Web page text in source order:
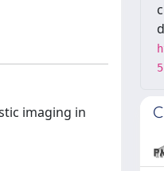
imaging in